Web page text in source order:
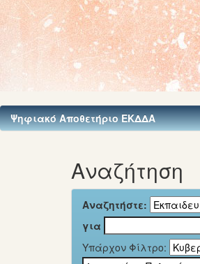
Ψηφιακό Αποθετήριο ΕΚΔΔΑ
Αναζήτηση
Αναζητήστε:
για
Υπάρχον Φίλτρο: